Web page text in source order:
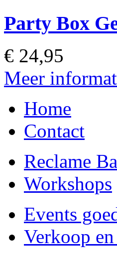
Party Box
€ 24,95
Meer
Home
Contact
Reclame
Workshops
Events
Verkoop